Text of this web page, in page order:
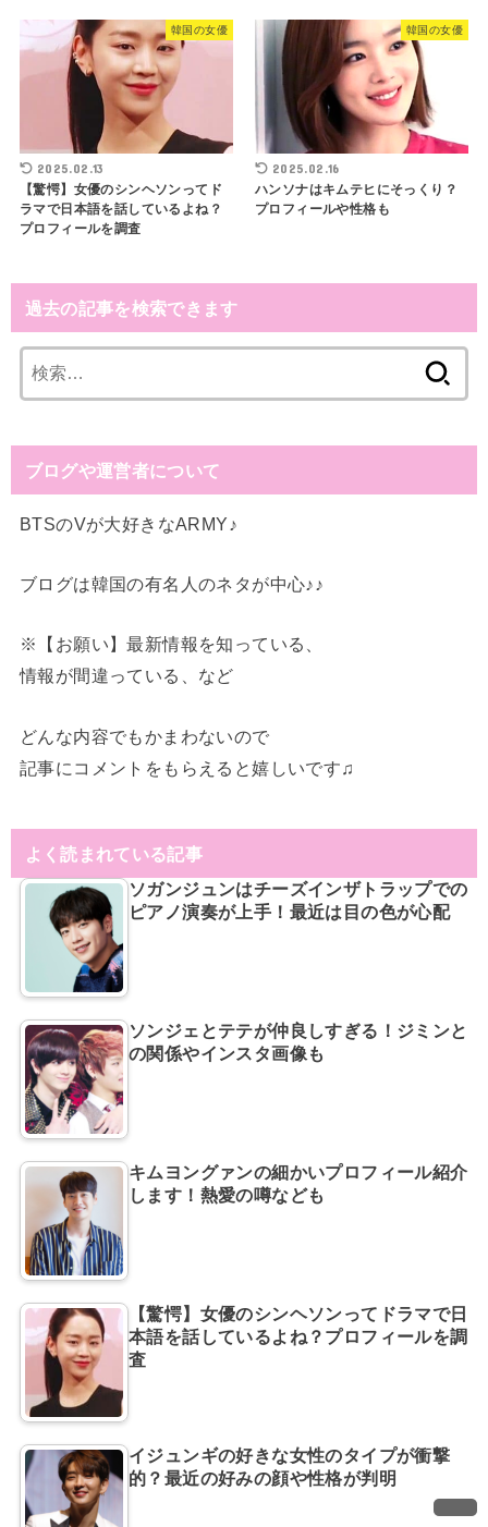
韓国の女優
2025.02.13
【驚愕】女優のシンヘソンってド
ラマで日本語を話しているよね？
プロフィールを調査
韓国の女優
2025.02.16
ハンソナはキムテヒにそっくり？
プロフィールや性格も
過去の記事を検索できます
索
ブログや運営者について
BTSのVが大好きなARMY♪
ブログは韓国の有名人のネタが中心♪♪
※【お願い】最新情報を知っている、
情報が間違っている、など
どんな内容でもかまわないので
記事にコメントをもらえると嬉しいです♫
よく読まれている記事
ソガンジュンはチーズインザトラップでの
ピアノ演奏が上手！最近は目の色が心配
ソンジェとテテが仲良しすぎる！ジミンと
の関係やインスタ画像も
キムヨングァンの細かいプロフィール紹介
します！熱愛の噂なども
【驚愕】女優のシンヘソンってドラマで日
本語を話しているよね？プロフィールを調
査
イジュンギの好きな女性のタイプが衝撃
的？最近の好みの顔や性格が判明